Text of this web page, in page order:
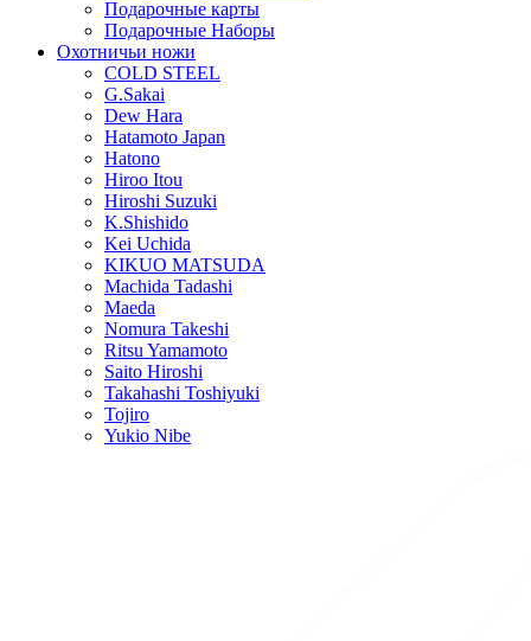
Подарочные карты
Подарочные Наборы
Охотничьи ножи
COLD STEEL
G.Sakai
Dew Hara
Hatamoto Japan
Hatono
Hiroo Itou
Hiroshi Suzuki
K.Shishido
Kei Uchida
KIKUO MATSUDA
Machida Tadashi
Maeda
Nomura Takeshi
Ritsu Yamamoto
Saito Hiroshi
Takahashi Toshiyuki
Tojiro
Yukio Nibe